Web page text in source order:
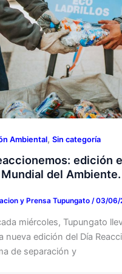
Ambiental, Sin categoría
edición
del Ambiente.
y Prensa Tupungato /03/06/
miércoles, Tupungato
nueva edición del Día
de separación y